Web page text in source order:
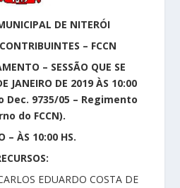
DE NITERÓI
– FCCN
– SESSÃO QUE SE
JANEIRO DE 2019 ÀS 10:00
Dec. 9735/05 – Regimento
do FCCN).
– ÀS 10:00 HS.
EDUARDO COSTA DE